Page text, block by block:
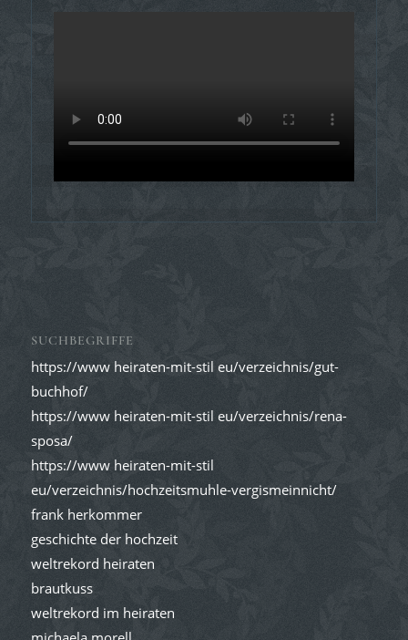
SUCHBEGRIFFE
https://www heiraten-mit-stil eu/verzeichnis/gut-
buchhof/
https://www heiraten-mit-stil eu/verzeichnis/rena-
sposa/
https://www heiraten-mit-stil
eu/verzeichnis/hochzeitsmuhle-vergismeinnicht/
frank herkommer
geschichte der hochzeit
weltrekord heiraten
brautkuss
weltrekord im heiraten